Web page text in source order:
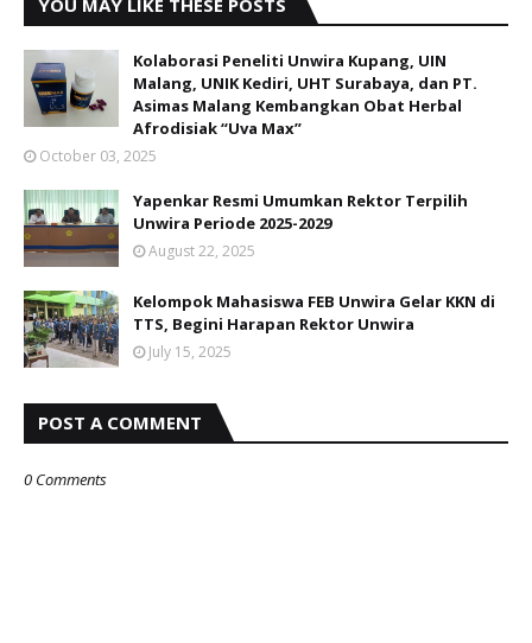
YOU MAY LIKE THESE POSTS
Kolaborasi Peneliti Unwira Kupang, UIN
Malang, UNIK Kediri, UHT Surabaya, dan PT.
Asimas Malang Kembangkan Obat Herbal
Afrodisiak “Uva Max”
October 03, 2025
Yapenkar Resmi Umumkan Rektor Terpilih
Unwira Periode 2025-2029
August 22, 2025
Kelompok Mahasiswa FEB Unwira Gelar KKN di
TTS, Begini Harapan Rektor Unwira
July 15, 2025
POST A COMMENT
0 Comments